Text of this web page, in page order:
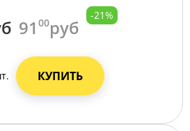
91 00руб
-21%
КУПИТЬ